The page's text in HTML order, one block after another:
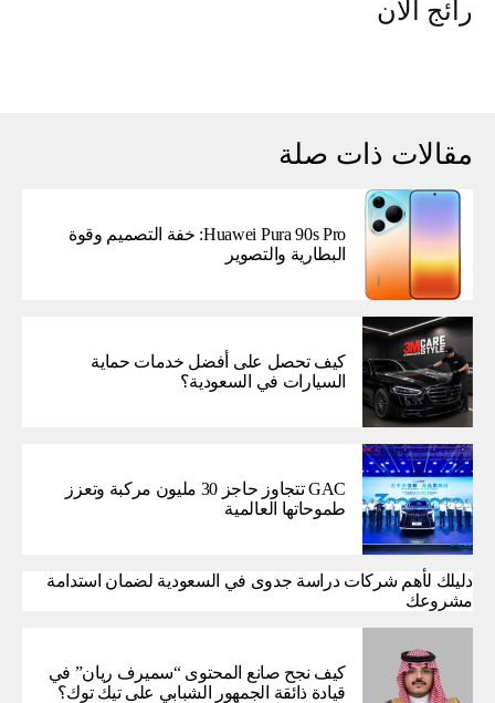
رائج الآن
مقالات ذات صلة
Huawei Pura 90s Pro: خفة التصميم وقوة
البطارية والتصوير
كيف تحصل على أفضل خدمات حماية
السيارات في السعودية؟
GAC تتجاوز حاجز 30 مليون مركبة وتعزز
طموحاتها العالمية
دليلك لأهم شركات دراسة جدوى في السعودية لضمان استدامة
مشروعك
كيف نجح صانع المحتوى “سميرف ريان” في
قيادة ذائقة الجمهور الشبابي على تيك توك؟